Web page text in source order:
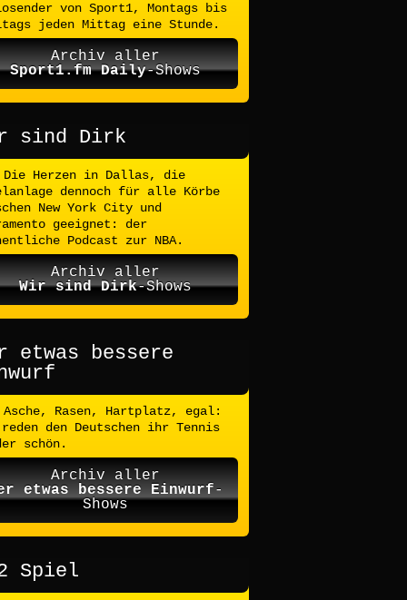
von Sport1, Montags bis
jeden Mittag eine Stunde.
Archiv aller
Sport1.fm Daily-Shows
sind Dirk
Die Herzen in Dallas, die
dennoch für alle Körbe
New York City und
geeignet: der
Podcast zur NBA.
Archiv aller
Wir sind Dirk-Shows
etwas bessere
Asche, Rasen, Hartplatz, egal:
den Deutschen ihr Tennis
schön.
Archiv aller
etwas bessere Einwurf-
Shows
Spiel